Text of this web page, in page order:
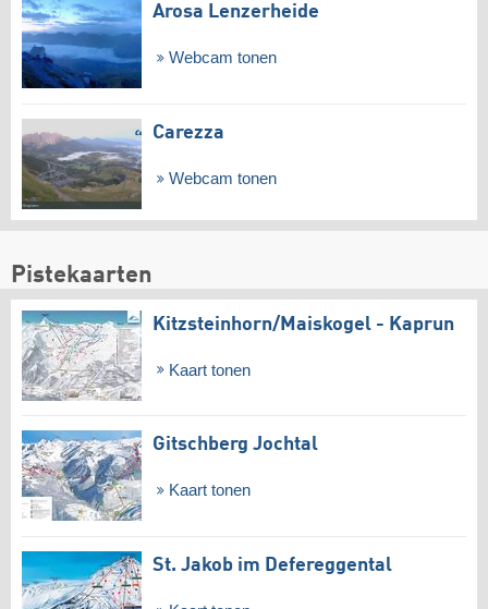
Arosa Lenzerheide
Webcam tonen
Carezza
Webcam tonen
Pistekaarten
Kitzsteinhorn/​Maiskogel - Kaprun
Kaart tonen
Gitschberg Jochtal
Kaart tonen
St. Jakob im Defereggental